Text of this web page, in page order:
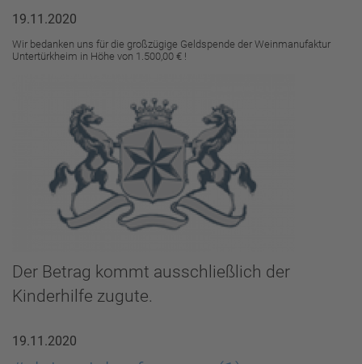
Wir bedanken uns für die großzügige Geldspende der Weinmanufaktur
Untertürkheim in Höhe von 1.500,00 € !
19.11.2020
Der Betrag kommt ausschließlich der
Kinderhilfe zugute.
19.11.2020